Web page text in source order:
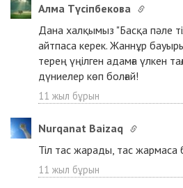
Алма Түсіпбекова
Дана халқымыз "Басқа пәле
айтпаса керек. Жаннұр
терең үңілген адамға үлкен
дүниелер көп болғай!
11 жыл бұрын
Nurqanat Baizaq
Тіл тас жарады, тас жармаса
11 жыл бұрын